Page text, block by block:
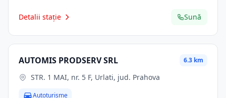
Detalii stație Sună
AUTOMIS PRODSERV SRL 6.3 km
STR. 1 MAI, nr. 5 F, Urlati, jud. Prahova
Autoturisme